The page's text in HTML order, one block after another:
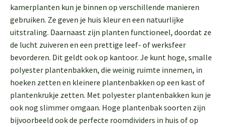
kamerplanten kun je binnen op verschillende manieren
gebruiken. Ze geven je huis kleur en een natuurlijke
uitstraling. Daarnaast zijn planten functioneel, doordat ze
de lucht zuiveren en een prettige leef- of werksfeer
bevorderen. Dit geldt ook op kantoor. Je kunt hoge, smalle
polyester plantenbakken, die weinig ruimte innemen, in
hoeken zetten en kleinere plantenbakken op een kast of
plantenkrukje zetten. Met polyester plantenbakken kun je
ook nog slimmer omgaan. Hoge plantenbak soorten zijn
bijvoorbeeld ook de perfecte roomdividers in huis of op